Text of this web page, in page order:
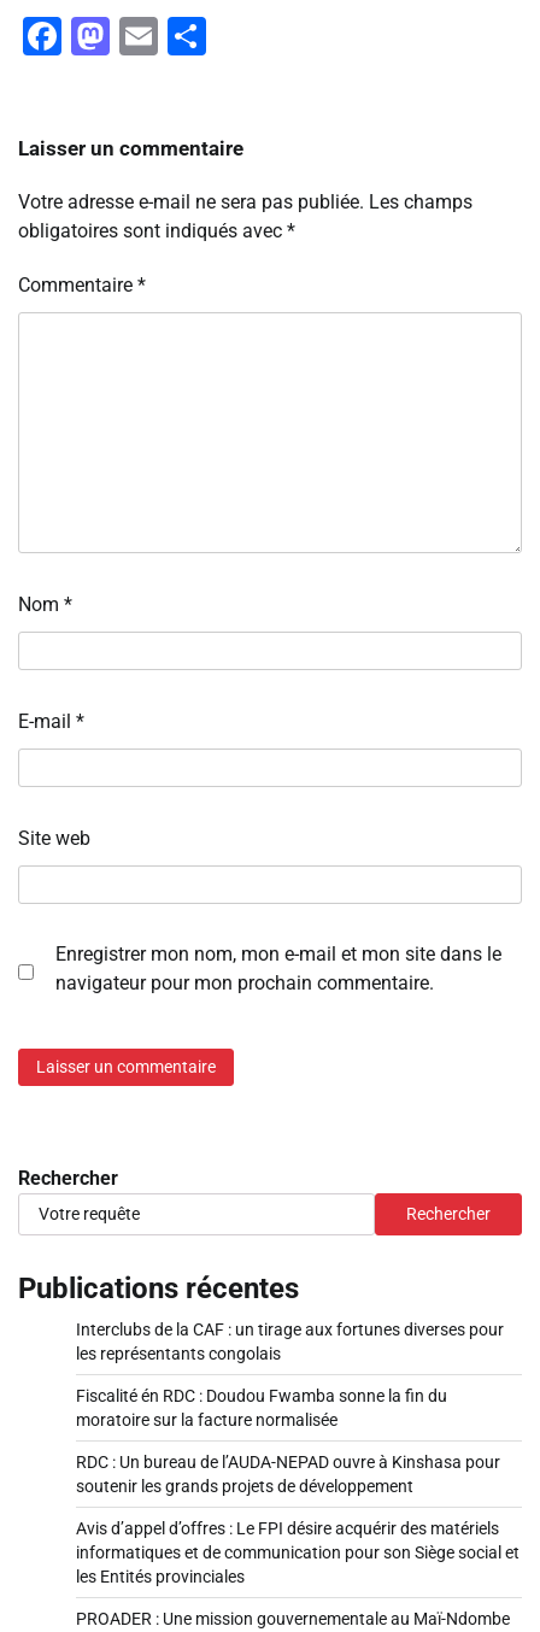
Facebook
Mastodon
Email
Laisser un commentaire
Votre adresse e-mail ne sera pas publiée. Les champs
obligatoires sont indiqués avec *
Commentaire *
Nom *
E-mail *
Site web
Enregistrer mon nom, mon e-mail et mon site dans le
navigateur pour mon prochain commentaire.
Rechercher
Rechercher
Publications récentes
Interclubs de la CAF : un tirage aux fortunes diverses pour
les représentants congolais
Fiscalité én RDC : Doudou Fwamba sonne la fin du
moratoire sur la facture normalisée
RDC : Un bureau de l’AUDA-NEPAD ouvre à Kinshasa pour
soutenir les grands projets de développement
Avis d’appel d’offres : Le FPI désire acquérir des matériels
informatiques et de communication pour son Siège social et
les Entités provinciales
PROADER : Une mission gouvernementale au Maï-Ndombe